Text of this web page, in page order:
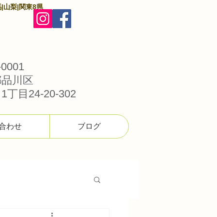
山梨|関東8県
川区
丁目24-20-302
わせ ブログ